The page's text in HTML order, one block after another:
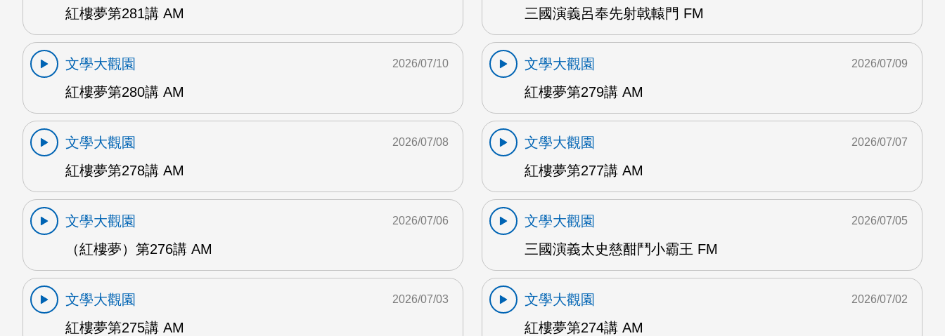
紅樓夢第281講 AM
三國演義呂奉先射戟轅門 FM
文學大觀園
紅樓夢第280講 AM
2026/07/10
文學大觀園
紅樓夢第279講 AM
2026/07/09
文學大觀園
紅樓夢第278講 AM
2026/07/08
文學大觀園
紅樓夢第277講 AM
2026/07/07
文學大觀園
（紅樓夢）第276講 AM
2026/07/06
文學大觀園
三國演義太史慈酣鬥小霸王 FM
2026/07/05
文學大觀園
紅樓夢第275講 AM
2026/07/03
文學大觀園
紅樓夢第274講 AM
2026/07/02